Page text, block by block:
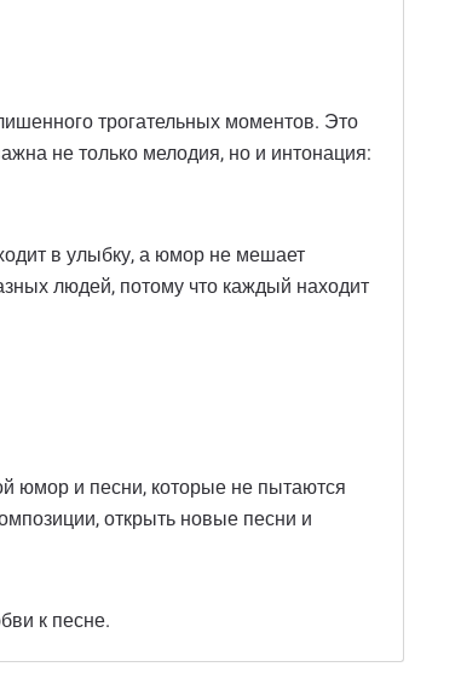
трогательных моментов. Это
не только мелодия, но и интонация:
в улыбку, а юмор не мешает
людей, потому что каждый находит
юмор и песни, которые не пытаются
открыть новые песни и
к песне.